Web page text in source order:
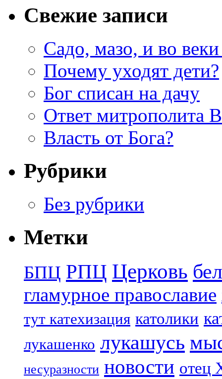
Свежие записи
Садо, мазо, и во веки
Почему уходят дети?
Бог списан на дачу
Ответ митрополита
Власть от Бога?
Рубрики
Без рубрики
Метки
БПЦ РПЦ Церковь
гламурное православие
тут катехизация католики
лукашенко лукашусь
несуразности новости отец